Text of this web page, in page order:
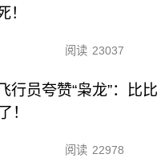
！
阅读 23037
行员夸赞“枭龙”：比比
！
阅读 22978